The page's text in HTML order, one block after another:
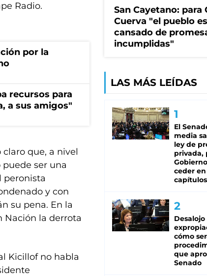
Radio.
por la
recursos para
a sus amigos"
que, a nivel
ser una
peronista
y con
su pena. En la
Nación la derrota
Kicillof no habla
San Cayetano: para
Cuerva "el pueblo
cansado de
incumplidas"
LAS MÁS LEÍDAS
El
media
ley de
privada,
ceder
capítulos
cómo
que
Senado